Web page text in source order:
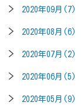
2020年09月(7)
2020年08月(6)
2020年07月(2)
2020年06月(5)
2020年05月(9)